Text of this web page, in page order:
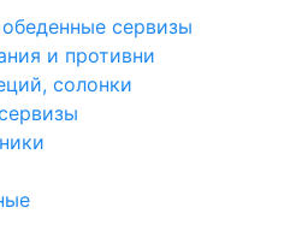
сервизы
и противни
солонки